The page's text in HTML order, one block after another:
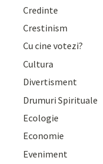
Credinte
Crestinism
Cu cine votezi?
Cultura
Divertisment
Drumuri Spirituale
Ecologie
Economie
Eveniment